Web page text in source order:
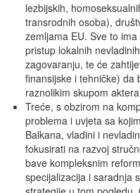
lezbijskih,
transrodnih osoba),
zemljama EU. Sve to
pristup lokalnih
zagovaranju, te će
finansijske i tehničke) da
raznolikim skupom aktera
Treće, s obzirom na
problema i uvjeta sa
Balkana, vladini i
fokusirati na razvoj
bave kompleksnim
specijalizacija i saradnja